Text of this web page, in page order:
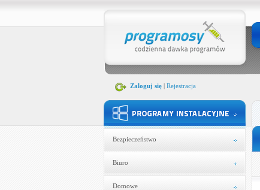
Zaloguj się| Rejestracja
Bezpieczeństwo
Biuro
Domowe